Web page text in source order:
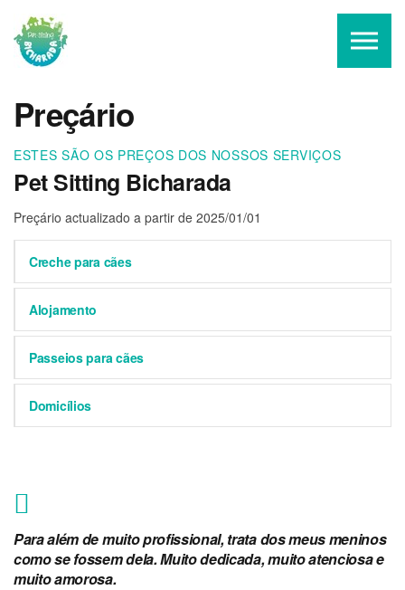
Preçário
ESTES SÃO OS PREÇOS DOS NOSSOS SERVIÇOS
Pet Sitting Bicharada
Preçário actualizado a partir de 2025/01/01
Creche para cães
Alojamento
Passeios para cães
Domicílios
Para além de muito profissional, trata dos meus meninos
como se fossem dela. Muito dedicada, muito atenciosa e
muito amorosa.